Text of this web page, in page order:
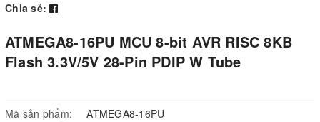
Chia sẻ:
ATMEGA8-16PU MCU 8-bit AVR RISC 8KB
Flash 3.3V/5V 28-Pin PDIP W Tube
Mã sản phẩm:
ATMEGA8-16PU